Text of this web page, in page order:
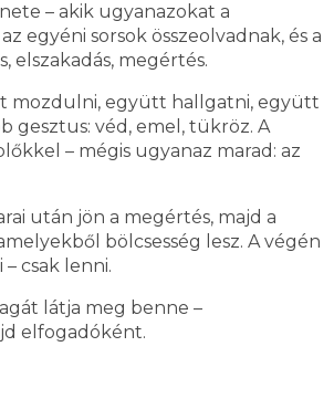
– akik ugyanazokat a
egyéni sorsok összeolvadnak, és a
elszakadás, megértés.
mozdulni, együtt hallgatni, együtt
gesztus: véd, emel, tükröz. A
– mégis ugyanaz marad: az
után jön a megértés, majd a
bölcsesség lesz. A végén
csak lenni.
látja meg benne –
elfogadóként.